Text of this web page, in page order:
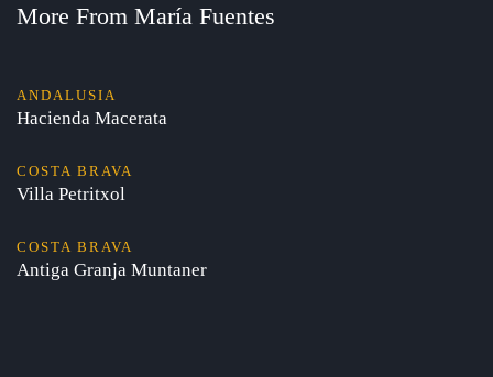
More From María Fuentes
ANDALUSIA
Hacienda Macerata
COSTA BRAVA
Villa Petritxol
COSTA BRAVA
Antiga Granja Muntaner